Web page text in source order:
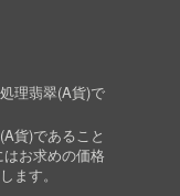
理翡翠(A貨)で
貨)であること
お求めの価格
ます。